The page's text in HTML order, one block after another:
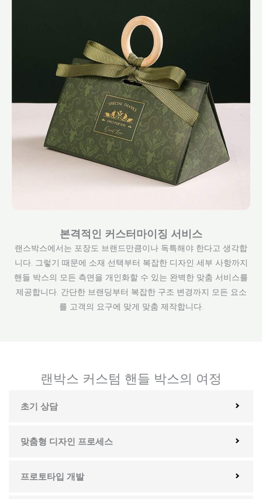
본격적인 커스터마이징 서비스
랜스박스에서는 포장도 브랜드만큼이나 독특해야 한다고 생각합
니다. 그렇기 때문에 소재 선택부터 복잡한 디자인 세부 사항까지
핸들 박스의 모든 측면을 개인화할 수 있는 완벽한 맞춤 서비스를
제공합니다. 간단한 브랜딩부터 복잡한 구조 변경까지 모든 요소
를 고객의 요구에 맞게 맞춤 제작합니다.
랜박스 커스텀 핸들 박스의 여정
초기 상담
맞춤형 디자인 프로세스
프로토타입 개발